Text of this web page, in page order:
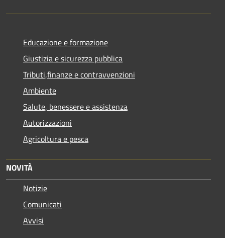
Educazione e formazione
Giustizia e sicurezza pubblica
Tributi,finanze e contravvenzioni
Ambiente
Salute, benessere e assistenza
Autorizzazioni
Agricoltura e pesca
NOVITÀ
Notizie
Comunicati
Avvisi